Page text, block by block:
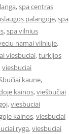
,spa centras
palangoje,spa
,spa vilnius
namai vilniuje,
viesbuciai,turkijos
,viesbuciai
kaune,
kainos,viešbučiai
,viesbuciai
kainos,viesbuciai
ryga,viesbuciai